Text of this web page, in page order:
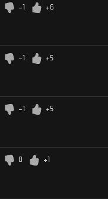
+6
-1
+5
-1
+5
-1
+1
0